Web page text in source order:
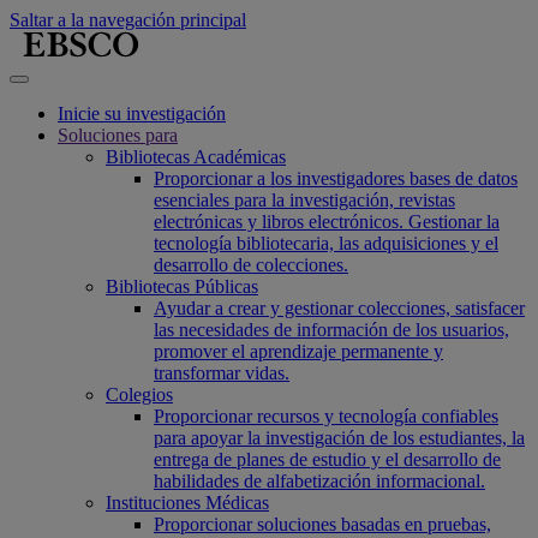
Saltar a la navegación principal
Inicie su investigación
Soluciones para
Bibliotecas Académicas
Proporcionar a los investigadores bases de datos
esenciales para la investigación, revistas
electrónicas y libros electrónicos. Gestionar la
tecnología bibliotecaria, las adquisiciones y el
desarrollo de colecciones.
Bibliotecas Públicas
Ayudar a crear y gestionar colecciones, satisfacer
las necesidades de información de los usuarios,
promover el aprendizaje permanente y
transformar vidas.
Colegios
Proporcionar recursos y tecnología confiables
para apoyar la investigación de los estudiantes, la
entrega de planes de estudio y el desarrollo de
habilidades de alfabetización informacional.
Instituciones Médicas
Proporcionar soluciones basadas en pruebas,